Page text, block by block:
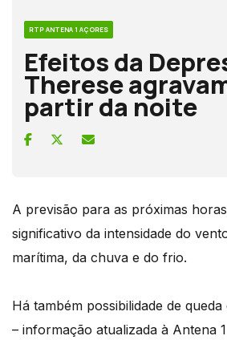
RTP ANTENA 1 AÇORES
Efeitos da
Therese
partir da noite
A previsão para as próximas
significativo da intensidade do
marítima, da chuva e do frio.
Há também possibilidade de
– informação atualizada à Antena